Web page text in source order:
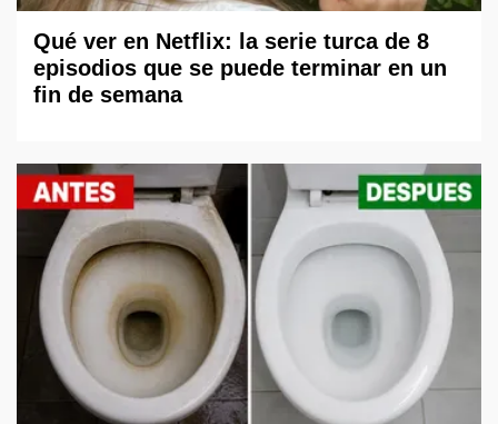
Qué ver en Netflix: la serie turca de 8
episodios que se puede terminar en un
fin de semana